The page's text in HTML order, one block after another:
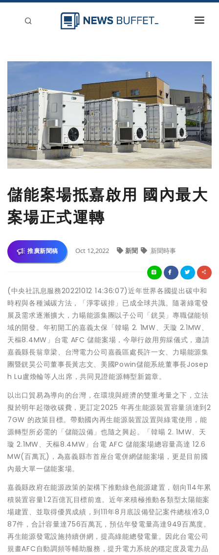
新聞稿分類
登入
刊登
儲能案場抵嘉啟用 國內最大
案場正式運轉
推廣新聞稿 Oct 12,2022 新聞 新聞時事
(中央社訊息服務20221012 14:36:07)近年世界各國提出碳中和
時程與各種減碳方法，「淨零碳排」已成全球共識。隨著綠電發
展及需求逐漸擴大，力暘能源集團以子公司「銧昊」專職儲能領
域的開發。年初開工的嘉義太保「韓暘 2. 1MW、天璇 2.1MW、
天樞8.4MW」台電 AFC 儲能案場，今舉行啟用剪綵儀式，邀請
嘉義縣長翁章梁、台灣電力公司嘉義區處長許一女、力暘能源集
團暨銧昊公司董事長黃志文、美國Powin儲能系統董事長Josep
h Lu盧煥輪等人出席，共同見證能源轉型新篇章。
以出口貿易為導向的台灣，在環境與經濟的雙重考量之下，立法
擬於明年起徵收碳費，更訂定2025 年再生能源裝置容量須達到2
7GW 的政策目標。帶動國內再生能源裝置設置與綠電使用，能
源轉型所必需的「儲能設備」也隨之興起。「韓暘 2. 1MW、天
璇 2.1MW、天樞8.4MW」台電 AFC 儲能案場總容量高達 12.6
MW(百萬瓦)，為嘉義縣市首座台電併網儲能案場，更是目前國
內最大單一儲能案場。
嘉義縣政府在能源政策的架構下推動綠色能源建置，朝向114年累
積裝置容量1.2百億瓦目標前進。近年來積極推動各類型太陽能案
場建置、並取得優異成績，到111年8月底設備登記案件總核准3,0
87件，合計容量達756百萬瓦，預估年發電量高達949百萬度。
再生能源發電設施持續併網，提高綠能總發電量。因此台電公司
規畫AFC自動調頻等輔助服務，提升電力系統的穩定度及電力品